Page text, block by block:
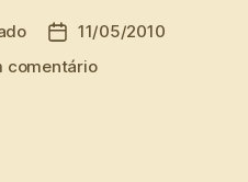
Data
de
11/05/2010
comentárioem